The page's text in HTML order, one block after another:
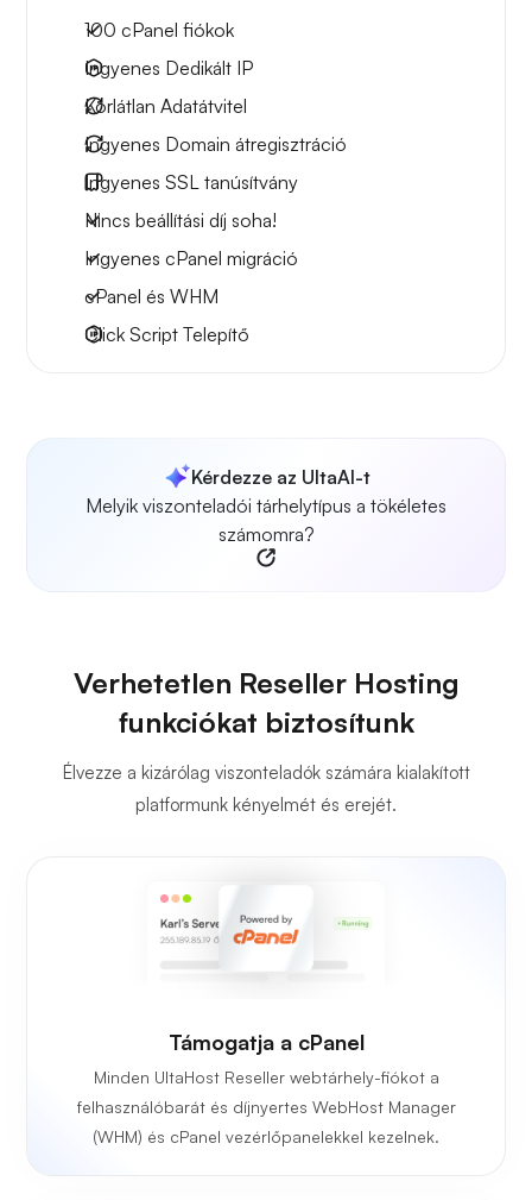
100 cPanel fiókok
Ingyenes Dedikált IP
Korlátlan Adatátvitel
Ingyenes Domain átregisztráció
Ingyenes SSL tanúsítvány
Nincs beállítási díj soha!
Ingyenes cPanel migráció
cPanel és WHM
Click Script Telepítő
Kérdezze az UltaAI-t
Melyik viszonteladói tárhelytípus a tökéletes
számomra?
Verhetetlen Reseller Hosting
funkciókat biztosítunk
Élvezze a kizárólag viszonteladók számára kialakított
platformunk kényelmét és erejét.
Támogatja a cPanel
Minden UltaHost Reseller webtárhely-fiókot a
felhasználóbarát és díjnyertes WebHost Manager
(WHM) és cPanel vezérlőpanelekkel kezelnek.